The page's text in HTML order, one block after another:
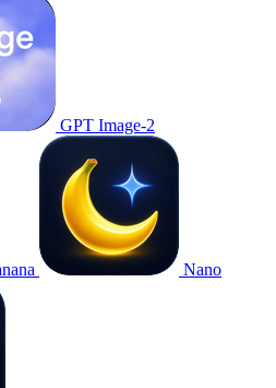
GPT Image-2
Nano